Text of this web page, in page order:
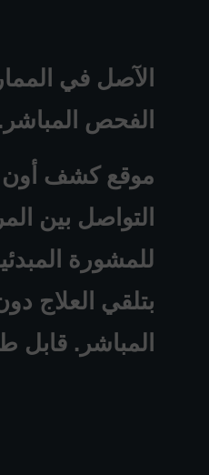
الآصل في
الفحص المباشر.
موقع كشف أون
التواصل بين
للمشورة
بتلقي العلاج
المباشر. قابل